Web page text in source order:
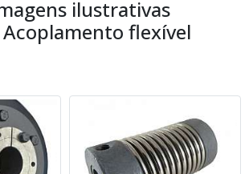
ilustrativas
flexível